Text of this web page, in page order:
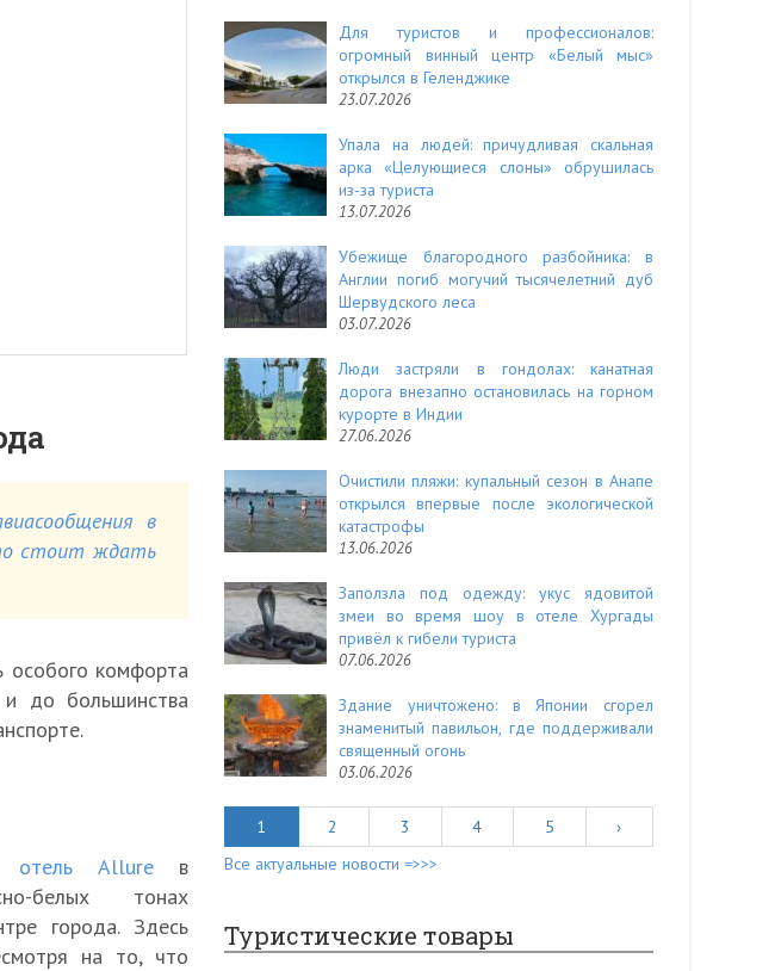
в
стоит ждать
особого комфорта
до большинства
отель Allure в
белых тонах
города. Здесь
на то, что
Для туристов и профессионалов:
огромный винный центр «Белый мыс»
открылся в Геленджике
23.07.2026
Упала на людей: причудливая скальная
арка «Целующиеся слоны» обрушилась
из-за туриста
13.07.2026
Убежище благородного разбойника: в
Англии погиб могучий тысячелетний дуб
Шервудского леса
03.07.2026
Люди застряли в гондолах: канатная
дорога внезапно остановилась на горном
курорте в Индии
27.06.2026
Очистили пляжи: купальный сезон в Анапе
открылся впервые после экологической
катастрофы
13.06.2026
Заползла под одежду: укус ядовитой
змеи во время шоу в отеле Хургады
привёл к гибели туриста
07.06.2026
Здание уничтожено: в Японии сгорел
знаменитый павильон, где поддерживали
священный огонь
03.06.2026
1 2 3 4 5
›
Все актуальные новости =>>>
Туристические товары